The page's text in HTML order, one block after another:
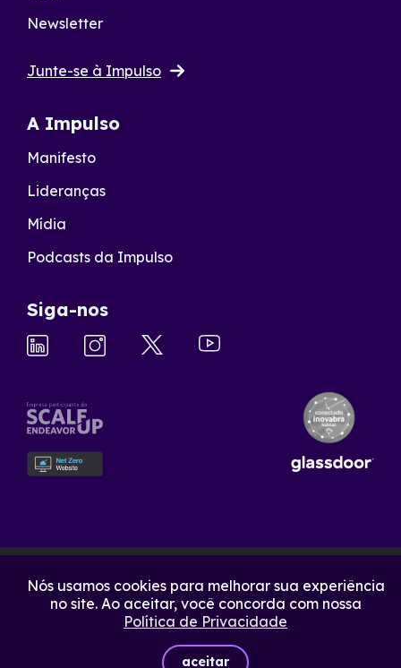
Nós usamos cookies para melhorar sua experiência
no site. Ao aceitar, você concorda com nossa
Política de Privacidade
aceitar
Newsletter
Junte-se à Impulso
A Impulso
Manifesto
Lideranças
Mídia
Podcasts da Impulso
Siga-nos